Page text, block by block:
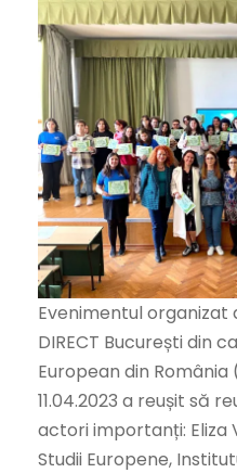
Evenimentul organizat
DIRECT București din
European din
11.04.2023 a reușit să
actori importanți: Eliza
Studii Europene,